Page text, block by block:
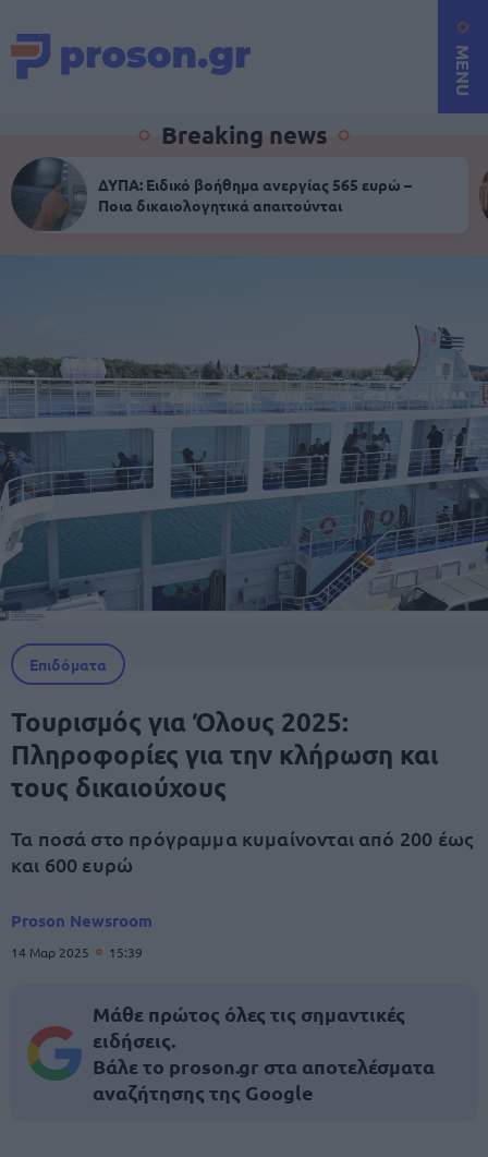
MENU
Breaking news
ΔΥΠΑ: Ειδικό βοήθημα ανεργίας 565 ευρώ –
Ποια δικαιολογητικά απαιτούνται
Επιδόματα
Τουρισμός για Όλους 2025:
Πληροφορίες για την κλήρωση και
τους δικαιούχους
Τα ποσά στο πρόγραμμα κυμαίνονται από 200 έως
και 600 ευρώ
Proson Newsroom
14 Μαρ 2025 15:39
Μάθε πρώτος όλες τις σημαντικές
ειδήσεις.
Βάλε το proson.gr στα αποτελέσματα
αναζήτησης της Google